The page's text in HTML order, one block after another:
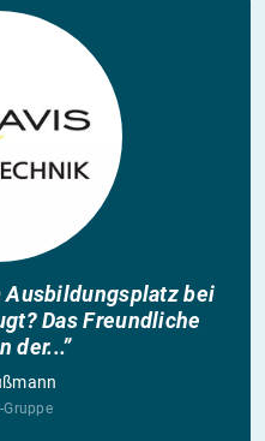
Ausbildungsplatz bei
Das Freundliche
der...”
Gruppe